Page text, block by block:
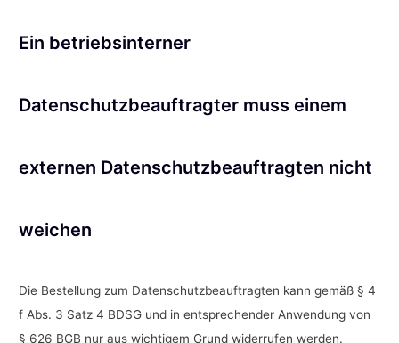
Ein betriebsinterner
Datenschutzbeauftragter muss einem
externen Datenschutzbeauftragten nicht
weichen
Die Bestellung zum Datenschutzbeauftragten kann gemäß § 4
f Abs. 3 Satz 4 BDSG und in entsprechender Anwendung von
§ 626 BGB nur aus wichtigem Grund widerrufen werden.